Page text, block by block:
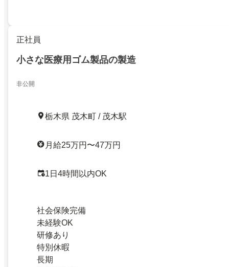
正社員
小さな医療用ゴム製品の製造
非公開
栃木県 茂木町 / 茂木駅
月給25万円〜47万円
1日4時間以内OK
社会保険完備
未経験OK
研修あり
特別休暇
長期